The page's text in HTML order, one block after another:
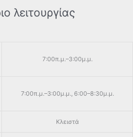
λειτουργίας
7:00π.μ.–3:00μ.μ.
7:00π.μ.–3:00μ.μ., 6:00–8:30μ.μ.
Κλειστά